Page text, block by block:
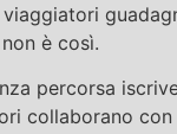
è così.
percorsa
collaborano